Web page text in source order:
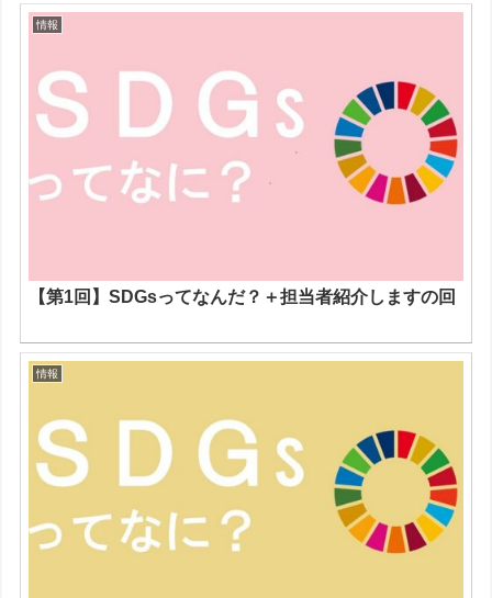
情報
【第1回】SDGsってなんだ？＋担当者紹介しますの回
情報